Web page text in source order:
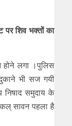
पर शिव भक्तों का
होने लगा ।पुलिस
भी सज गयी
निषाद समुदाय के
सावन पहला है